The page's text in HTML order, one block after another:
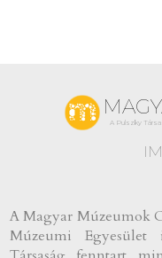
A Pulszky
A Magyar Múzeumok
Múzeumi Egyesület